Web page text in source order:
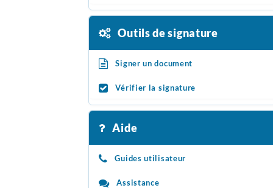
Outils de signature
Signer un document
Vérifier la signature
Aide
Guides utilisateur
Assistance